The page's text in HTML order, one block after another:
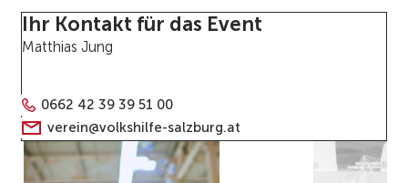
Ihr Kontakt für das Event
Matthias Jung
0662 42 39 39 51 00
verein@volkshilfe-salzburg.at